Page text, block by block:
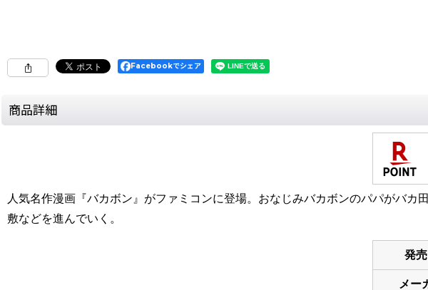
Facebookでシェア
商品詳細
人気名作漫画『バカボン』がファミコンに登場。おなじみバカボンのパパがバ
敷などを進んでいく。
発売
メー